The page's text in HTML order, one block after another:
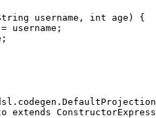
username , int age )
{
= username;
extends